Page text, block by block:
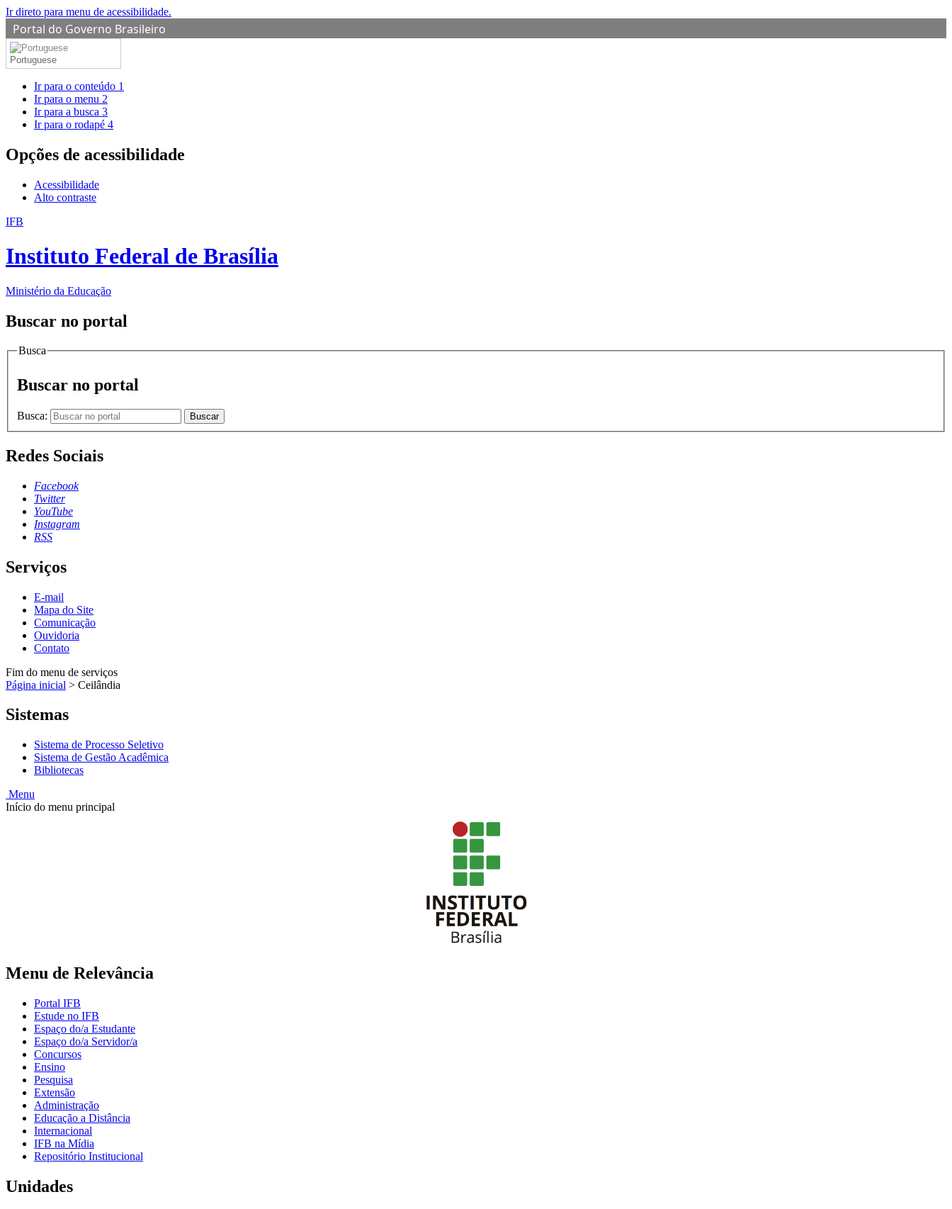
Ir direto para menu de acessibilidade.
Portal do Governo Brasileiro
Portuguese
Ir para o conteúdo 1
Ir para o menu 2
Ir para a busca 3
Ir para o rodapé 4
Opções de acessibilidade
Acessibilidade
Alto contraste
IFB
Instituto Federal de Brasília
Ministério da Educação
Buscar no portal
Busca
Buscar no portal
Busca: Buscar
Redes Sociais
Facebook
Twitter
YouTube
Instagram
RSS
Serviços
E-mail
Mapa do Site
Comunicação
Ouvidoria
Contato
Fim do menu de serviços
Página inicial > Ceilândia
Sistemas
Sistema de Processo Seletivo
Sistema de Gestão Acadêmica
Bibliotecas
Menu
Início do menu principal
Menu de Relevância
Portal IFB
Estude no IFB
Espaço do/a Estudante
Espaço do/a Servidor/a
Concursos
Ensino
Pesquisa
Extensão
Administração
Educação a Distância
Internacional
IFB na Mídia
Repositório Institucional
Unidades